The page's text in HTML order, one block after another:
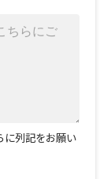
に列記をお願い